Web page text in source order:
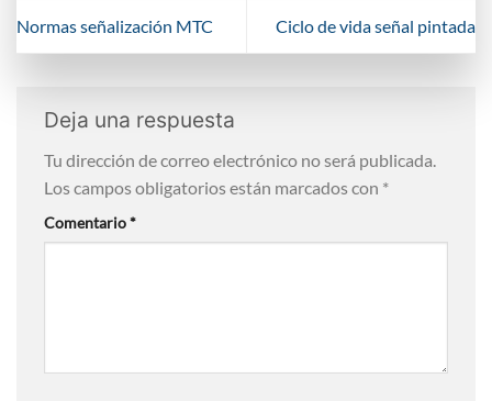
Normas señalización MTC Ciclo de vida señal pintada
Deja una respuesta
Tu dirección de correo electrónico no será publicada.
Los campos obligatorios están marcados con *
Comentario*